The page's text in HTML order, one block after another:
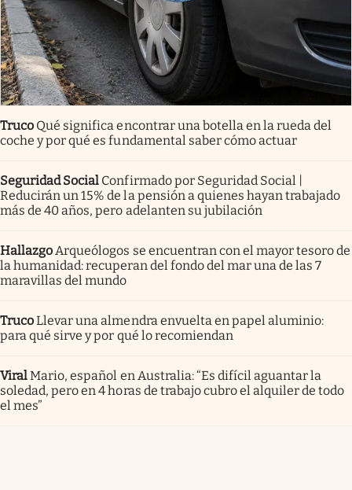
Truco Qué significa encontrar una botella en la rueda del
coche y por qué es fundamental saber cómo actuar
Seguridad Social Confirmado por Seguridad Social |
Reducirán un 15% de la pensión a quienes hayan trabajado
más de 40 años, pero adelanten su jubilación
Hallazgo Arqueólogos se encuentran con el mayor tesoro de
la humanidad: recuperan del fondo del mar una de las 7
maravillas del mundo
TrucoLlevar una almendra envuelta en papel aluminio:
para qué sirve y por qué lo recomiendan
ViralMario, español en Australia: “Es difícil aguantar la
soledad, pero en 4 horas de trabajo cubro el alquiler de todo
el mes”